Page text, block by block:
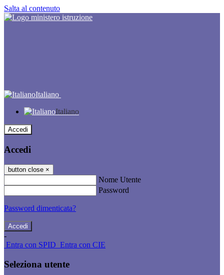
Salta al contenuto
Italiano
Italiano
Accedi
Accedi
button close ×
Nome Utente
Password
Password dimenticata?
-
Entra con SPID Entra con CIE
Seleziona utente